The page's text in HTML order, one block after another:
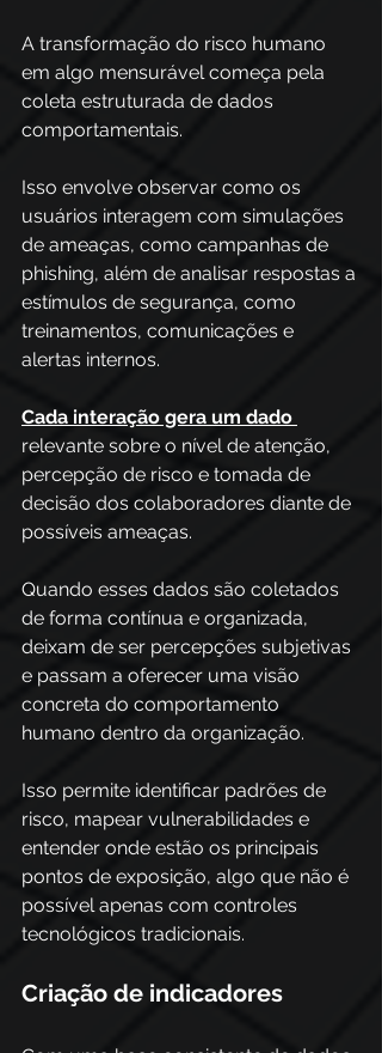
A transformação do risco humano
em algo mensurável começa pela
coleta estruturada de dados
comportamentais.
Isso envolve observar como os
usuários interagem com simulações
de ameaças, como campanhas de
phishing, além de analisar respostas a
estímulos de segurança, como
treinamentos, comunicações e
alertas internos.
Cada interação gera um dado
relevante sobre o nível de atenção,
percepção de risco e tomada de
decisão dos colaboradores diante de
possíveis ameaças.
Quando esses dados são coletados
de forma contínua e organizada,
deixam de ser percepções subjetivas
e passam a oferecer uma visão
concreta do comportamento
humano dentro da organização.
Isso permite identificar padrões de
risco, mapear vulnerabilidades e
entender onde estão os principais
pontos de exposição, algo que não é
possível apenas com controles
tecnológicos tradicionais.
Criação de indicadores